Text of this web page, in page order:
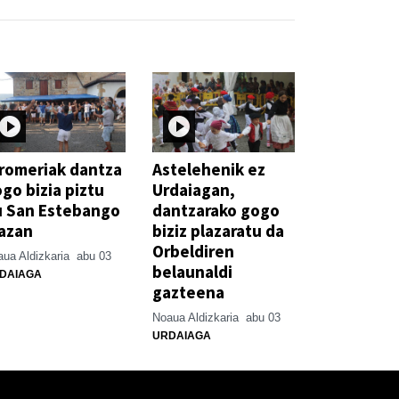
dantza
bizia piztu
San Estebango
Aldizkaria abu 03
Astelehenik ez
Urdaiagan,
dantzarako gogo
biziz plazaratu da
Orbeldiren
belaunaldi
gazteena
Noaua Aldizkaria abu 03
URDAIAGA